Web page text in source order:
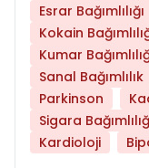
Esrar Bağımlılığı
Kokain
Kumar
Sanal Bağımlılık
Parkinson
Sigara
Kardioloji